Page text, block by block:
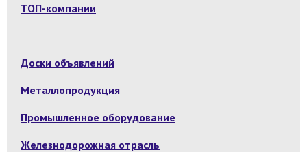
ТОП-компании
Доски объявлений
Металлопродукция
Промышленное оборудование
Железнодорожная отрасль